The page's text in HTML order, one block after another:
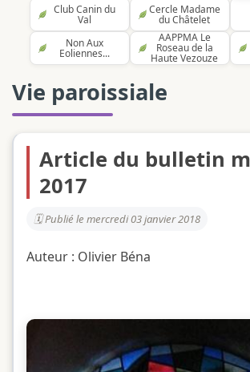
Club Canin du
Val
Cercle Madame
du Châtelet
Non Aux
Eoliennes...
AAPPMA Le
Roseau de la
Haute Vezouze
Vie paroissiale
Article du bulletin
2017
Publié le mercredi 03 janvier 2018
Auteur : Olivier Béna